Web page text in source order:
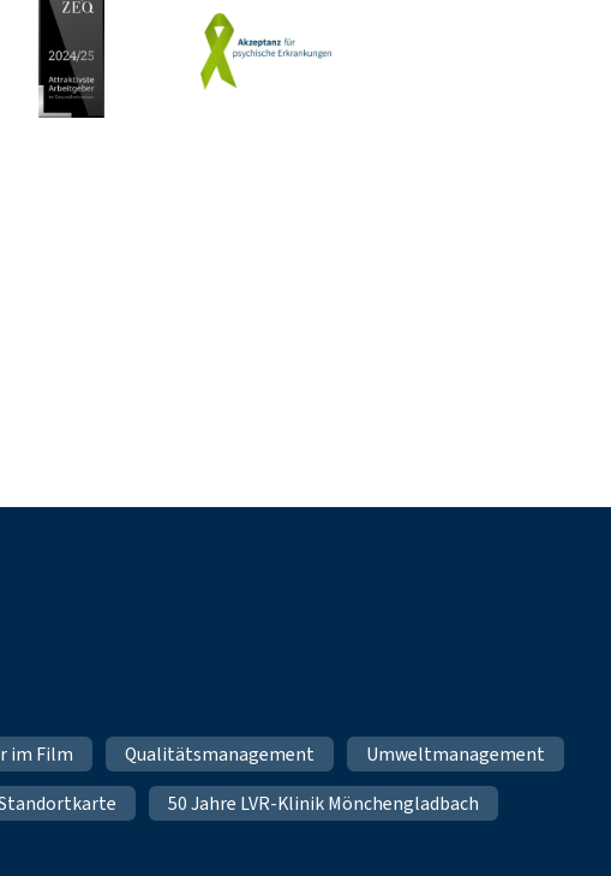
im Film Qualitätsmanagement
Umweltmanagement
50 Jahre LVR-Klinik Mönchengladbach